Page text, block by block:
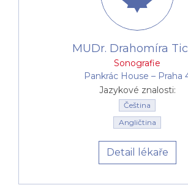
MUDr. Drahomíra
Sonografie
Pankrác House –⁠⁠⁠⁠⁠⁠ Praha
Jazykové znalosti:
Čeština
Angličtina
Detail lékaře